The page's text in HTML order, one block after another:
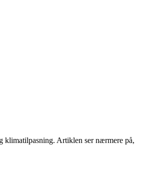
klimatilpasning. Artiklen ser nærmere på,